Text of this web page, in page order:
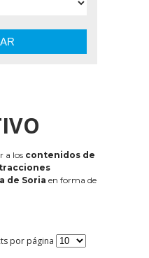
a los contenidos de
de Soria en forma de
por página